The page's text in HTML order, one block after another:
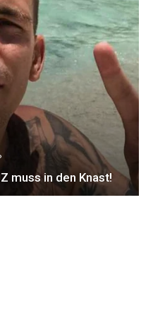
muss in den Knast!